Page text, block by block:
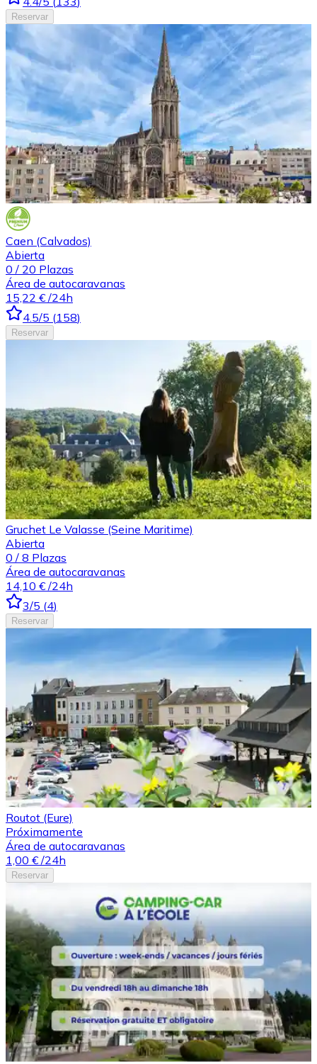
Reservar
Caen (Calvados)
Abierta
0 / 20 Plazas
Área de autocaravanas
15,22 € /24h
4.5/5 (158)
Reservar
Gruchet Le Valasse (Seine Maritime)
Abierta
0 / 8 Plazas
Área de autocaravanas
14,10 € /24h
3/5 (4)
Reservar
Routot (Eure)
Próximamente
Área de autocaravanas
1,00 € /24h
Reservar